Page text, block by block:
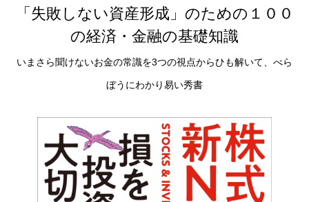
「失敗しない資産形成」のための１００
の経済・金融の基礎知識
いまさら聞けないお金の常識を3つの視点からひも解いて、べら
ぼうにわかり易い秀書